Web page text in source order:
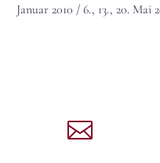
Januar 2010 / 6., 13., 20. Mai